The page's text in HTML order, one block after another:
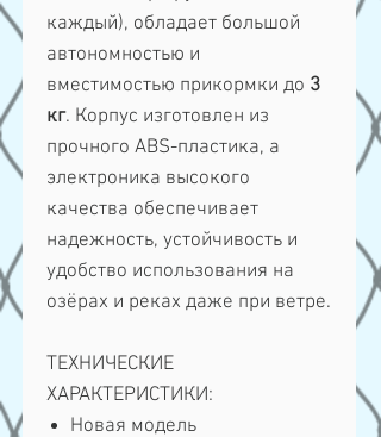
каждый), обладает большой
автономностью и
вместимостью прикормки до 3
кг. Корпус изготовлен из
прочного ABS-пластика, а
электроника высокого
качества обеспечивает
надежность, устойчивость и
удобство использования на
озёрах и реках даже при ветре.
ТЕХНИЧЕСКИЕ
ХАРАКТЕРИСТИКИ:
Новая модель